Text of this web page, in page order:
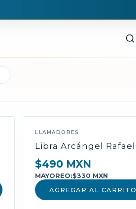
LLAMADORES
Libra Arcángel Rafael
$490 MXN
MAYOREO:$330 MXN
AGREGAR AL CARRITO